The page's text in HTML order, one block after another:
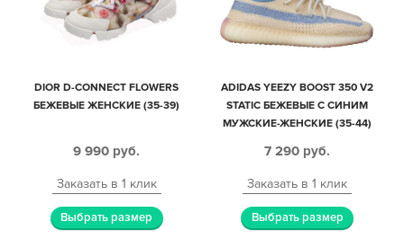
DIOR D-CONNECT FLOWERS
БЕЖЕВЫЕ ЖЕНСКИЕ (35-39)
9 990 руб.
Заказать в 1 клик
Выбрать размер
ADIDAS YEEZY BOOST 350 V2
STATIC БЕЖЕВЫЕ С СИНИМ
МУЖСКИЕ-ЖЕНСКИЕ (35-44)
7 290 руб.
Заказать в 1 клик
Выбрать размер